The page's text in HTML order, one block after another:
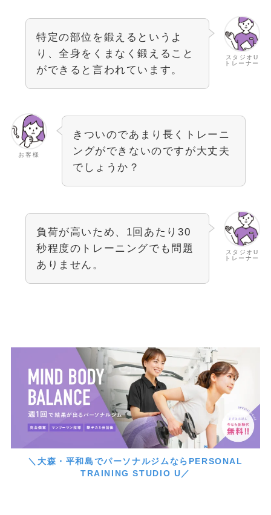
スタジオU
トレーナー
特定の部位を鍛えるというよ
り、全身をくまなく鍛えること
ができると言われています。
お客様
きついのであまり長くトレーニ
ングができないのですが大丈夫
でしょうか？
スタジオU
トレーナー
負荷が高いため、1回あたり30
秒程度のトレーニングでも問題
ありません。
＼大森・平和島でパーソナルジムならPERSONAL
TRAINING STUDIO U／